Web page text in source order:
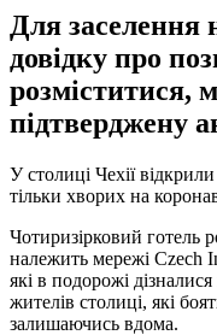
Для заселення
довідку про
розміститися,
підтверджену
У столиці Чехії
тільки хворих на
Чотиризірковий готель
належить мережі Czech
які в подорожі
жителів столиці, які
залишаючись вдома.